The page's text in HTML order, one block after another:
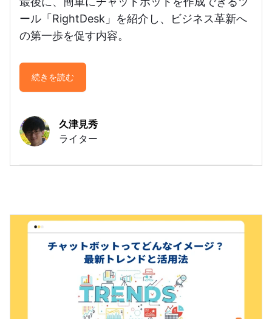
ール「RightDesk」を紹介し、ビジネス革新へ
の第一歩を促す内容。
続きを読む
久津見秀
ライター